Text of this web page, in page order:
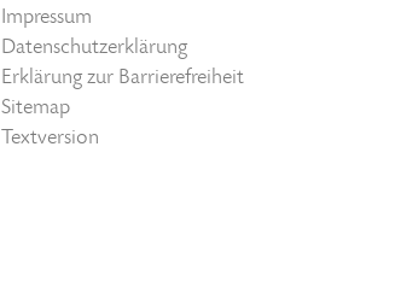
Impressum
Datenschutzerklärung
Erklärung zur Barrierefreiheit
Sitemap
Textversion